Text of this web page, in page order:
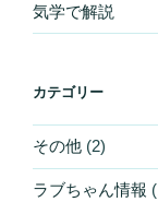
気学で解説
カテゴリー
その他 (2)
ラブちゃん情報